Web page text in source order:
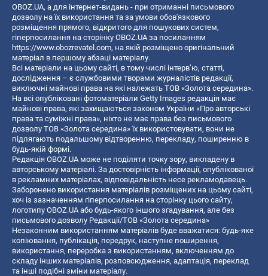
OBOZ.UA, а для інтернет-видань - при отриманні письмового
дозволу на їх використання та за умови обов'язкового
розміщення прямого, відкритого для пошукових систем,
гіперпосилання на сторінку OBOZ.UA за посиланням
https://www.obozrevatel.com, на якій розміщено оригінальний
матеріал в першому абзаці матеріалу.
Всі матеріали на цьому сайті, в тому числі інтерв’ю, статті,
дослідження – є службовими творами журналістів редакції,
виключні майнові права на які належать ТОВ «Золота середина».
На всі опубліковані фотоматеріали Getty Images редакція має
майнові права, які захищаються законом України «Про авторські
права та суміжні права», ніхто не має права без письмового
дозволу ТОВ «Золота середина» їх використовувати, вони не
підлягають подальшому відтворенню, перекладу, поширенню в
будь-якій формі.
Редакція OBOZ.UA може не поділяти точку зору, викладену в
авторському матеріалі. За достовірність інформації, опублікованої
в рекламних матеріалах, відповідальність несе рекламодавець.
Заборонено використання матеріалів розміщених на цьому сайті,
хоч із зазначенням гіперпосилання на сторінку цього сайту,
логотипу OBOZ.UA або будь-якого іншого згадування, але без
письмового дозволу Редакції/ТОВ «Золота середина»
Незаконним використанням матеріалів буде вважатися: будь-яке
копiювання, публiкацiя, передрук, наступне поширення,
використання, переробка з використанням, включенням до
складу інших матеріалів, розповсюдження, адаптація, переклад
та інші подібні зміни матеріалу.